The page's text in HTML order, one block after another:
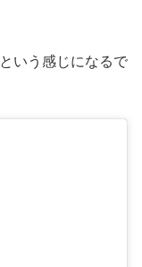
という感じになるで